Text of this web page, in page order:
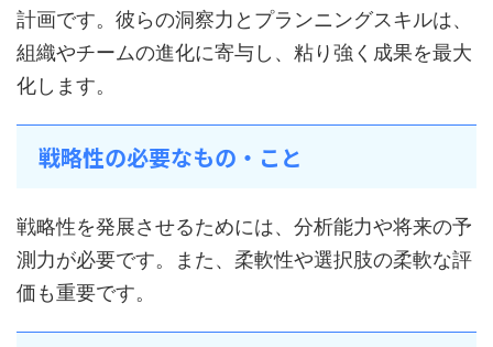
計画です。彼らの洞察力とプランニングスキルは、
組織やチームの進化に寄与し、粘り強く成果を最大
化します。
戦略性の必要なもの・こと
戦略性を発展させるためには、分析能力や将来の予
測力が必要です。また、柔軟性や選択肢の柔軟な評
価も重要です。